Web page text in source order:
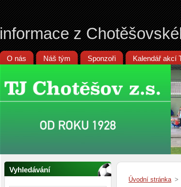
informace z
O nás Náš tým Sponzoři Kalendář akcí
Vyhledávání
Úvodní stránka >